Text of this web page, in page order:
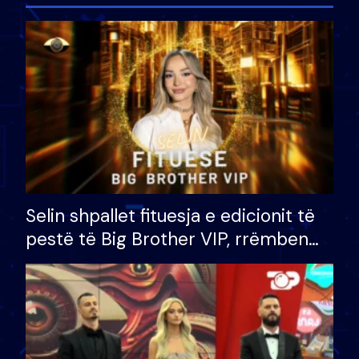
Selin shpallet fituesja e edicionit të
pestë të Big Brother VIP, rrëmben
çmimin e madh prej 100 mijë eurosh